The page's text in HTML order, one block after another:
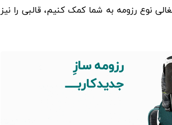
نوع رزومه به شما کمک کنیم، قالبی را نیز